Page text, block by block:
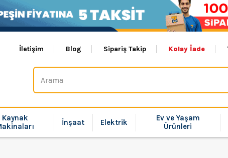
İletişim Blog Sipariş Takip Kolay İade
Kaynak
İnşaat Elektrik
Ev ve Yaşam
Ürünleri